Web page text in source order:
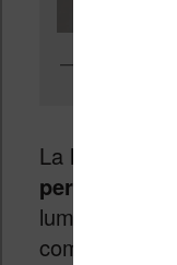
La liseuse
permet de
lumineuse
communs par